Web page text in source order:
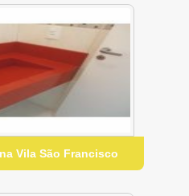
Vila São Francisco